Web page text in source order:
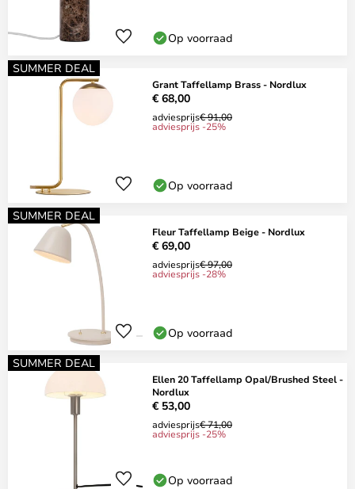
Op voorraad
SUMMER DEAL
Grant Taffellamp Brass - Nordlux
€ 68,00
adviesprijs€ 91,00
adviesprijs -25%
Op voorraad
SUMMER DEAL
Fleur Taffellamp Beige - Nordlux
€ 69,00
adviesprijs€ 97,00
adviesprijs -28%
Op voorraad
SUMMER DEAL
Ellen 20 Taffellamp Opal/Brushed Steel -
Nordlux
€ 53,00
adviesprijs€ 71,00
adviesprijs -25%
Op voorraad